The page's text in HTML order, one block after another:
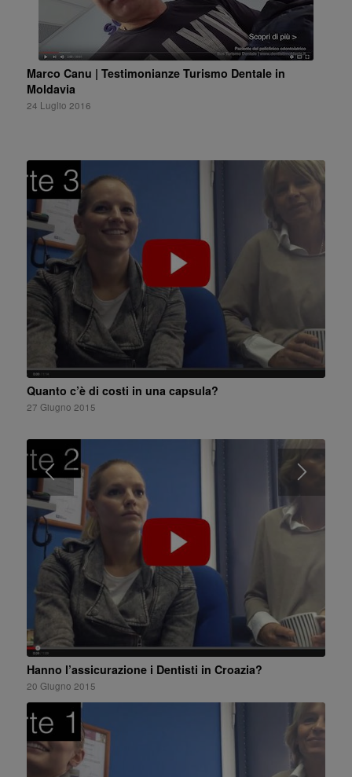
Marco Canu | Testimonianze Turismo Dentale in
Moldavia
24 Luglio 2016
Quanto c’è di costi in una capsula?
27 Giugno 2015
Hanno l’assicurazione i Dentisti in Croazia?
20 Giugno 2015